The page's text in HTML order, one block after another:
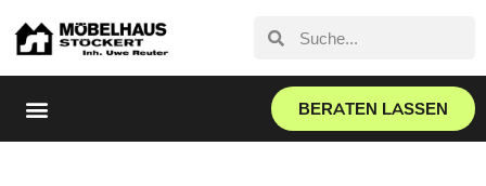
BERATEN LASSEN